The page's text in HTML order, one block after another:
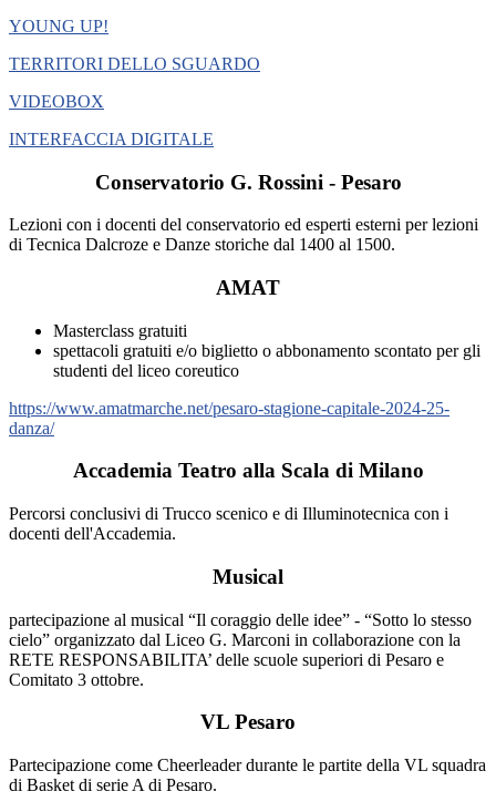
YOUNG UP!
TERRITORI DELLO SGUARDO
VIDEOBOX
INTERFACCIA DIGITALE
Conservatorio G. Rossini - Pesaro
Lezioni con i docenti del conservatorio ed esperti esterni per lezioni
di Tecnica Dalcroze e Danze storiche dal 1400 al 1500.
AMAT
Masterclass gratuiti
spettacoli gratuiti e/o biglietto o abbonamento scontato per gli
studenti del liceo coreutico
https://www.amatmarche.net/pesaro-stagione-capitale-2024-25-
danza/
Accademia Teatro alla Scala di Milano
Percorsi conclusivi di Trucco scenico e di Illuminotecnica con i
docenti dell'Accademia.
Musical
partecipazione al musical “Il coraggio delle idee” - “Sotto lo stesso
cielo” organizzato dal Liceo G. Marconi in collaborazione con la
RETE RESPONSABILITA’ delle scuole superiori di Pesaro e
Comitato 3 ottobre.
VL Pesaro
Partecipazione come Cheerleader durante le partite della VL squadra
di Basket di serie A di Pesaro.